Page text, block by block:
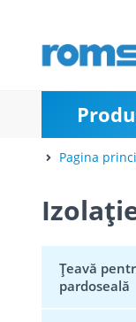
Pagina
Țeavă
pardoseală